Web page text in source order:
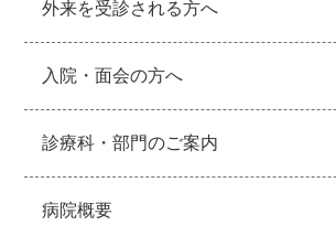
外来を受診される方へ
入院・面会の方へ
診療科・部門のご案内
病院概要